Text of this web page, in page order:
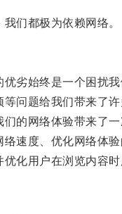
们都极为依赖网络。
始终是一个困扰我
题给我们带来了许
网络体验带来了一
度、优化网络体验
用户在浏览内容时